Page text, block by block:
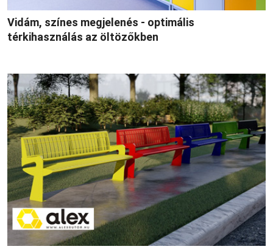
Vidám, színes megjelenés - optimális
térkihasználás az öltözőkben